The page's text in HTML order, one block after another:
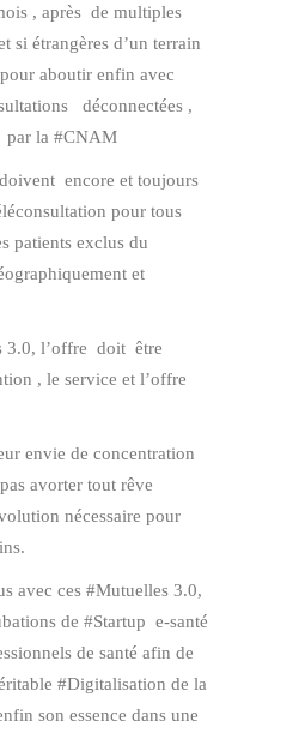
, après de multiples
si étrangères d’un terrain
aboutir enfin avec
déconnectées ,
par la #CNAM
encore et toujours
pour tous
patients exclus du
et
3.0, l’offre doit être
, le service et l’offre
envie de concentration
avorter tout rêve
nécessaire pour
avec ces #Mutuelles 3.0,
de #Startup e-santé
de santé afin de
#Digitalisation de la
son essence dans une